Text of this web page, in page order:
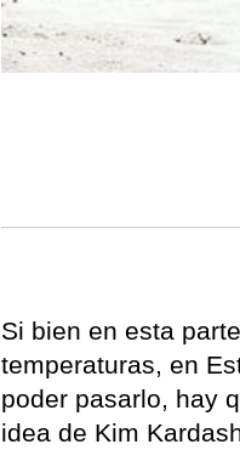
Si bien en esta
temperaturas, en
poder pasarlo, hay
idea de Kim